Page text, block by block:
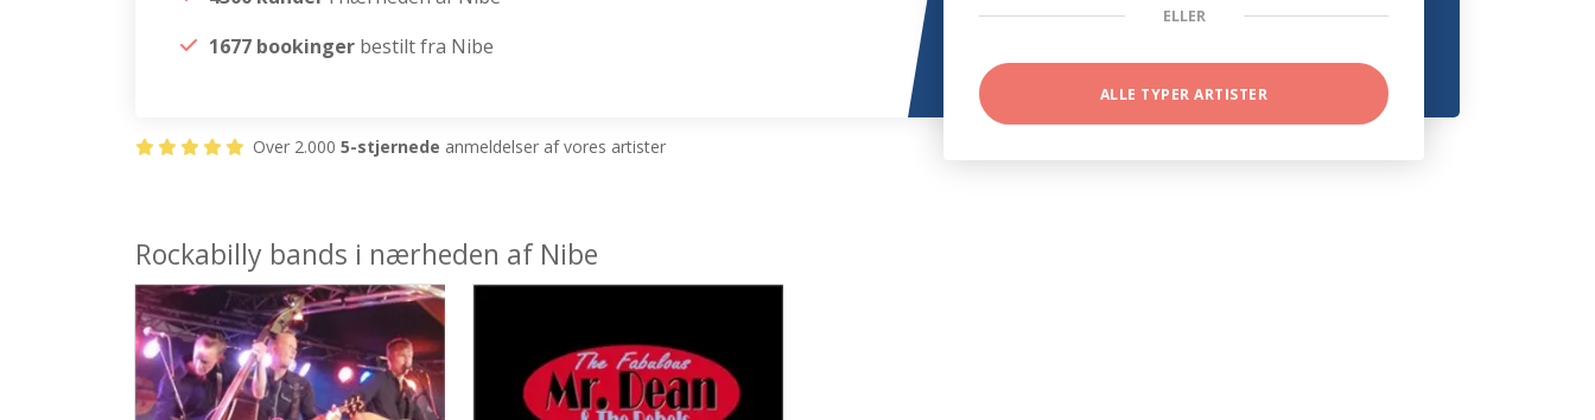
1677 bookinger bestilt fra Nibe
ELLER
ALLE TYPER ARTISTER
Over 2.000 5-stjernede anmeldelser af vores artister
Rockabilly bands i nærheden af Nibe